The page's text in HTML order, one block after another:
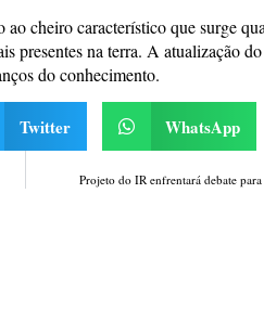
ao cheiro característico que surge
presentes na terra. A atualização
do conhecimento.
Twitter WhatsApp
Projeto do IR enfrentará debate